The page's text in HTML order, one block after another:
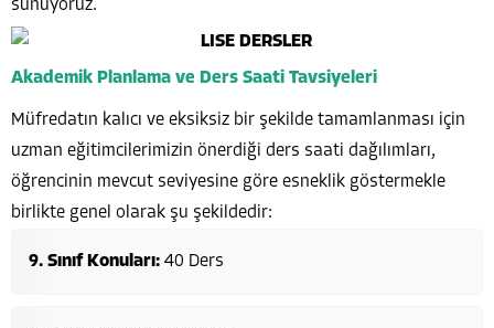
sunuyoruz.
Akademik Planlama ve Ders Saati Tavsiyeleri
Müfredatın kalıcı ve eksiksiz bir şekilde tamamlanması için
uzman eğitimcilerimizin önerdiği ders saati dağılımları,
öğrencinin mevcut seviyesine göre esneklik göstermekle
birlikte genel olarak şu şekildedir:
9. Sınıf Konuları: 40 Ders